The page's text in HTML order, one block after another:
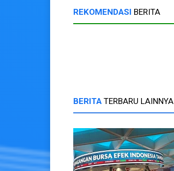
REKOMENDASI BERITA
BERITA TERBARU LAINNYA